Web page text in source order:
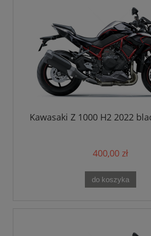
Kawasaki Z 1000 H2 2022
400,00 zł
do koszyka